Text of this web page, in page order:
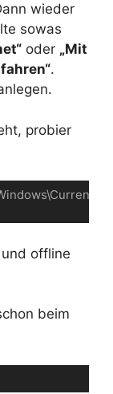
wieder
sowas
oder „Mit
.
probier
offline
beim